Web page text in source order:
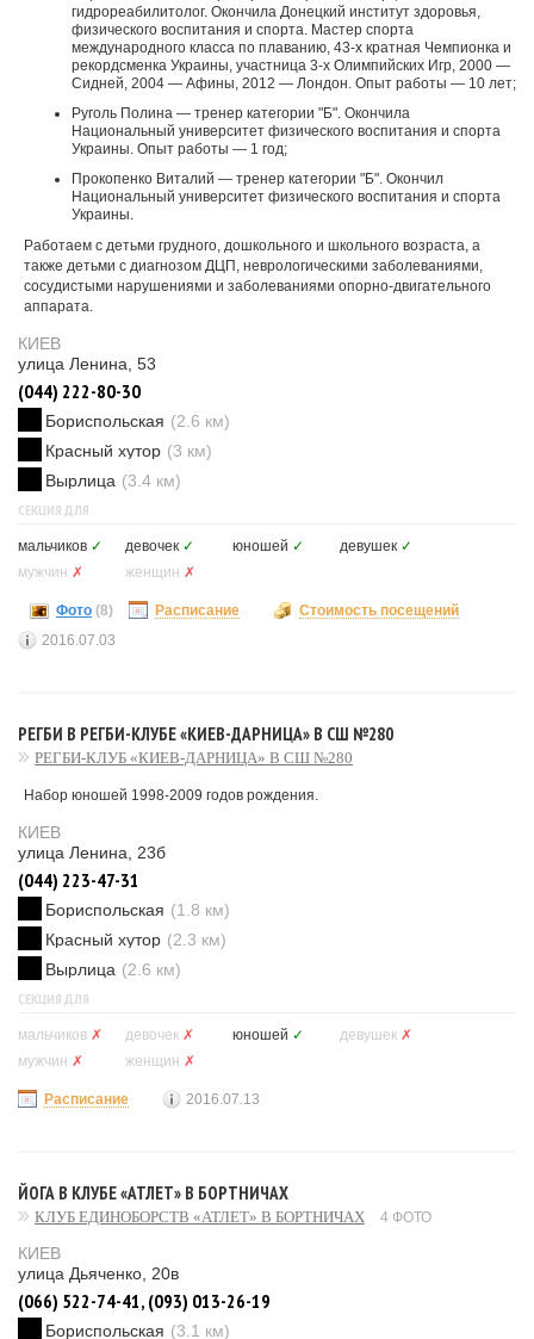
гидрореабилитолог. Окончила Донецкий институт здоровья,
физического воспитания и спорта. Мастер спорта
международного класса по плаванию, 43-х кратная Чемпионка и
рекордсменка Украины, участница 3-х Олимпийских Игр, 2000 —
Сидней, 2004 — Афины, 2012 — Лондон. Опыт работы — 10 лет;
Руголь Полина — тренер категории "Б". Окончила
Национальный университет физического воспитания и спорта
Украины. Опыт работы — 1 год;
Прокопенко Виталий — тренер категории "Б". Окончил
Национальный университет физического воспитания и спорта
Украины.
Работаем с детьми грудного, дошкольного и школьного возраста, а
также детьми с диагнозом ДЦП, неврологическими заболеваниями,
сосудистыми нарушениями и заболеваниями опорно-двигательного
аппарата.
КИЕВ
улица Ленина, 53
(044) 222-80-30
Бориспольская (2.6 км)
Красный хутор (3 км)
Вырлица (3.4 км)
СЕКЦИЯ ДЛЯ
мальчиков ✓ девочек ✓ юношей ✓ девушек ✓
мужчин ✗ женщин ✗
Фото (8) Расписание
Стоимость посещений
2016.07.03
РЕГБИ В РЕГБИ-КЛУБЕ «КИЕВ-ДАРНИЦА» В СШ №280
РЕГБИ-КЛУБ «КИЕВ-ДАРНИЦА» В СШ №280
Набор юношей 1998-2009 годов рождения.
КИЕВ
улица Ленина, 23б
(044) 223-47-31
Бориспольская (1.8 км)
Красный хутор (2.3 км)
Вырлица (2.6 км)
СЕКЦИЯ ДЛЯ
мальчиков ✗ девочек ✗ юношей ✓ девушек ✗
мужчин ✗ женщин ✗
Расписание 2016.07.13
ЙОГА В КЛУБЕ «АТЛЕТ» В БОРТНИЧАХ
КЛУБ ЕДИНОБОРСТВ «АТЛЕТ» В БОРТНИЧАХ 4 ФОТО
КИЕВ
улица Дьяченко, 20в
(066) 522-74-41, (093) 013-26-19
Бориспольская (3.1 км)